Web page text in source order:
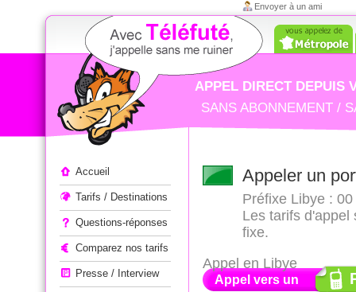
Envoyer à un ami
APPEL DIRECT DEPUIS
SANS ABONNEMENT /
Accueil
Tarifs / Destinations
Questions-réponses
Comparez nos tarifs
Presse / Interview
Appeler un
Préfixe Libye :
Les tarifs d'appel
fixe.
Appel vers un
Appel en Libye